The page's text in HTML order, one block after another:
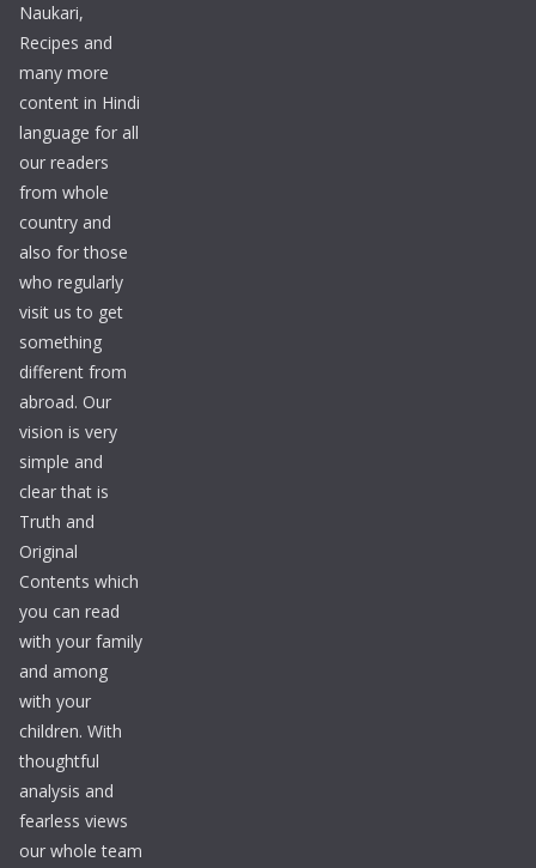
Naukari,
Recipes and
many more
content in Hindi
language for all
our readers
from whole
country and
also for those
who regularly
visit us to get
something
different from
abroad. Our
vision is very
simple and
clear that is
Truth and
Original
Contents which
you can read
with your family
and among
with your
children. With
thoughtful
analysis and
fearless views
our whole team